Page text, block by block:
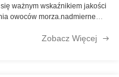
ważnym wskaźnikiem jakości
owoców morza.nadmierne
Zobacz Więcej